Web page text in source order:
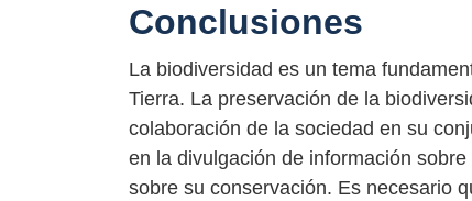
Conclusiones
La biodiversidad es un tema
Tierra. La preservación de la
colaboración de la sociedad en su
en la divulgación de información
sobre su conservación. Es necesario